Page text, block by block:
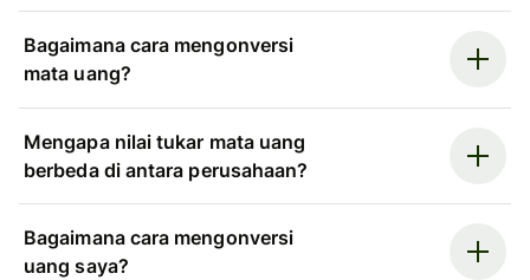
Bagaimana cara mengonversi
mata uang?
Mengapa nilai tukar mata uang
berbeda di antara perusahaan?
Bagaimana cara mengonversi
uang saya?